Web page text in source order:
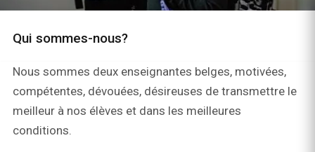
Qui sommes-nous?
Nous sommes deux enseignantes belges, motivées,
compétentes, dévouées, désireuses de transmettre le
meilleur à nos élèves et dans les meilleures
conditions.